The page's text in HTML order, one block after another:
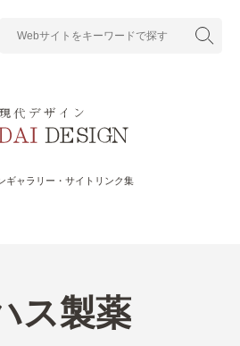
ギャラリー・サイトリンク集
ス製薬